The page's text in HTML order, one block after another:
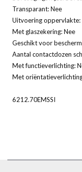
Transparant: Nee
Uitvoering
Met glaszekering: Nee
Geschikt voor
Aantal contactdozen
Met functieverlichting:
Met
6212.70EMSSI